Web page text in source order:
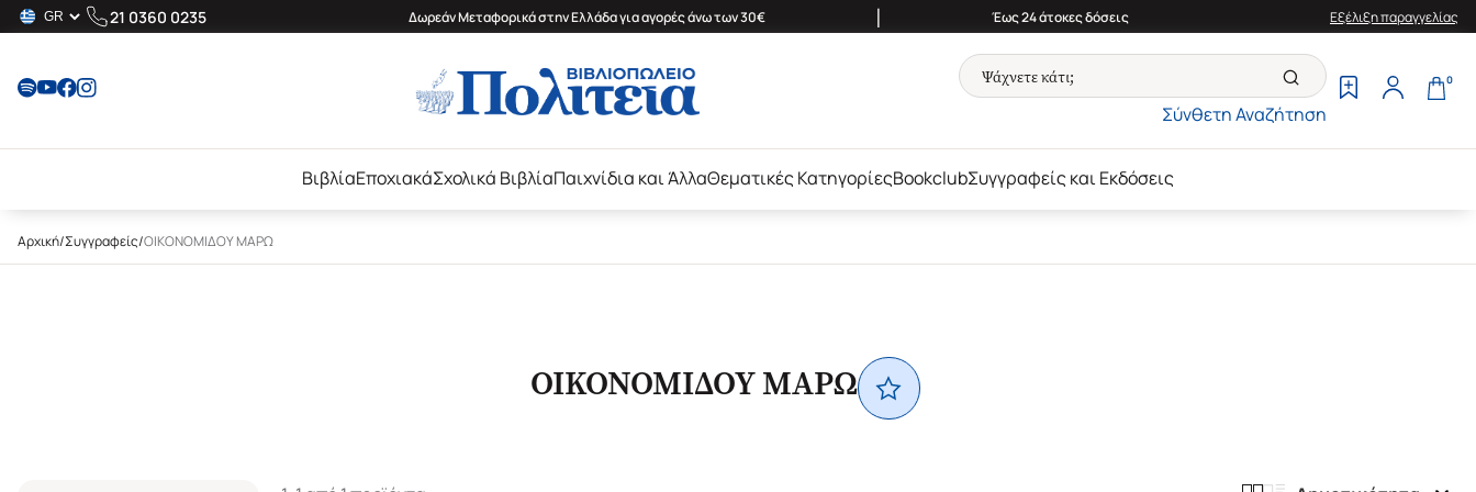
21 0360 0235 Δωρεάν Μεταφορικά στην Ελλάδα για αγορές άνω των 30€ | Έως 24 άτοκες δόσεις Εξέλιξη παραγγελίας
Σύνθετη Αναζήτηση
0
ΒιβλίαΕποχιακάΣχολικά ΒιβλίαΠαιχνίδια και ΆλλαΘεματικές ΚατηγορίεςBookclubΣυγγραφείς και Εκδόσεις
Αρχική/Συγγραφείς/ΟΙΚΟΝΟΜΙΔΟΥ ΜΑΡΩ
ΟΙΚΟΝΟΜΙΔΟΥ ΜΑΡΩ